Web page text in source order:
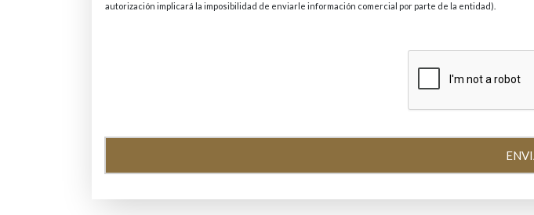
autorización implicará la imposibilidad de enviarle información comercial por parte de la entidad).